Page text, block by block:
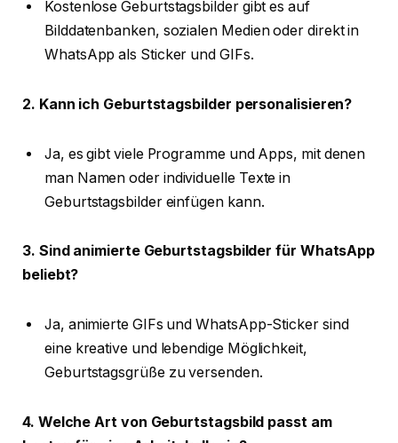
Kostenlose Geburtstagsbilder gibt es auf
Bilddatenbanken, sozialen Medien oder direkt in
WhatsApp als Sticker und GIFs.
2. Kann ich Geburtstagsbilder personalisieren?
Ja, es gibt viele Programme und Apps, mit denen
man Namen oder individuelle Texte in
Geburtstagsbilder einfügen kann.
3. Sind animierte Geburtstagsbilder für WhatsApp
beliebt?
Ja, animierte GIFs und WhatsApp-Sticker sind
eine kreative und lebendige Möglichkeit,
Geburtstagsgrüße zu versenden.
4. Welche Art von Geburtstagsbild passt am